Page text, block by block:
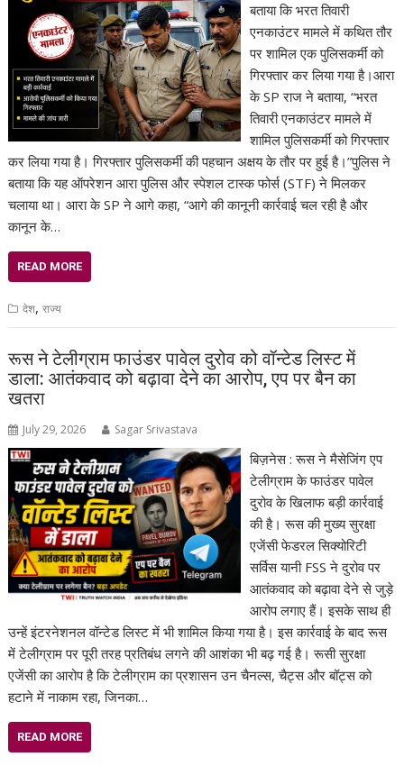
बताया कि भरत तिवारी
एनकाउंटर मामले में कथित तौर
पर शामिल एक पुलिसकर्मी को
गिरफ्तार कर लिया गया है।आरा
के SP राज ने बताया, “भरत
तिवारी एनकाउंटर मामले में
शामिल पुलिसकर्मी को गिरफ्तार
कर लिया गया है। गिरफ्तार पुलिसकर्मी की पहचान अक्षय के तौर पर हुई है।”पुलिस ने
बताया कि यह ऑपरेशन आरा पुलिस और स्पेशल टास्क फोर्स (STF) ने मिलकर
चलाया था। आरा के SP ने आगे कहा, “आगे की कानूनी कार्रवाई चल रही है और
कानून के…
READ MORE
देश,राज्य
रूस ने टेलीग्राम फाउंडर पावेल दुरोव को वॉन्टेड लिस्ट में
डाला: आतंकवाद को बढ़ावा देने का आरोप, एप पर बैन का
खतरा
July 29, 2026 Sagar Srivastava
बिज़नेस : रूस ने मैसेजिंग एप
टेलीग्राम के फाउंडर पावेल
दुरोव के खिलाफ बड़ी कार्रवाई
की है। रूस की मुख्य सुरक्षा
एजेंसी फेडरल सिक्योरिटी
सर्विस यानी FSS ने दुरोव पर
आतंकवाद को बढ़ावा देने से जुड़े
आरोप लगाए हैं। इसके साथ ही
उन्हें इंटरनेशनल वॉन्टेड लिस्ट में भी शामिल किया गया है। इस कार्रवाई के बाद रूस
में टेलीग्राम पर पूरी तरह प्रतिबंध लगने की आशंका भी बढ़ गई है। रूसी सुरक्षा
एजेंसी का आरोप है कि टेलीग्राम का प्रशासन उन चैनल्स, चैट्स और बॉट्स को
हटाने में नाकाम रहा, जिनका…
READ MORE